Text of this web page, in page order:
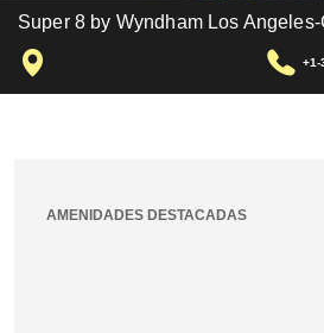
Super 8 by Wyndham Los
+1-
AMENIDADES DESTACADAS